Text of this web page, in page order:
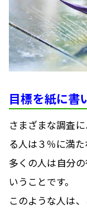
目標を紙に
さまざまな調査
る人は３％に満た
多くの人は自分
いうことです。
このような人は